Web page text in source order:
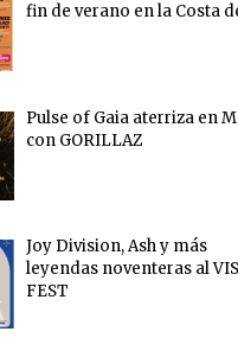
fin de verano en la Costa
Pulse of Gaia aterriza en
con GORILLAZ
Joy Division, Ash y más
leyendas noventeras al
FEST